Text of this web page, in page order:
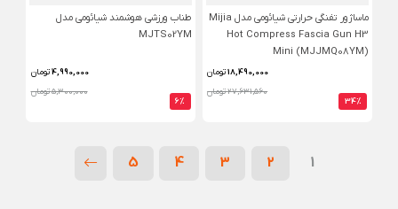
ماساژور تفنگی حرارتی شیائومی مدل Mijia
Hot Compress Fascia Gun H3
Mini (MJJMQ08YM)
18,490,000تومان
27,631,560 تومان
34%
طناب ورزشی هوشمند شیائومی مدل
MJTS02YM
4,990,000تومان
5,300,000 تومان
6%
1
2
3
4
5